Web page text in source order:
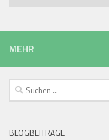
MEHR
Suchen
nach:
BLOGBEITRÄGE